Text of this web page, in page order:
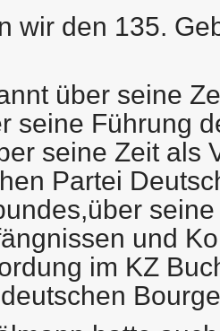
wir den 135.
über seine
seine Führung
seine Zeit als
Partei
und
im KZ